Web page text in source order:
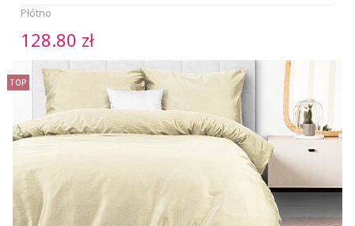
Płótno
128.80 zł
TOP